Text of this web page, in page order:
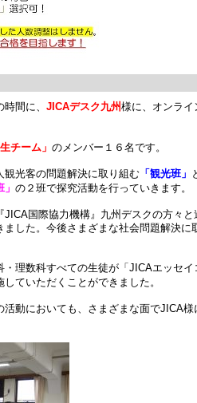
間に、 JICAデスク九州様に、オンライ
チーム」 のメンバー１６名です。
観光客の問題解決に取り組む 「観光班」
の２班で探究活動を行っていきます。
国際協力機構』九州デスクの方々と
した。今後さまざまな社会問題解決に
理数科すべての生徒が「JICAエッセイ
ていただくことができました。
活動においても、さまざまな面でJICA